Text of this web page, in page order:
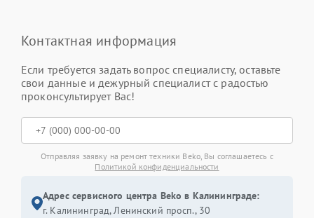
Контактная информация
Если требуется задать вопрос специалисту, оставьте
свои данные и дежурный специалист с радостью
проконсультирует Вас!
Отправляя заявку на ремонт техники Beko, Вы соглашаетесь с
Политикой конфиденциальности
Адрес сервисного центра Beko в Калининграде:
г. Калининград, Ленинский просп., 30